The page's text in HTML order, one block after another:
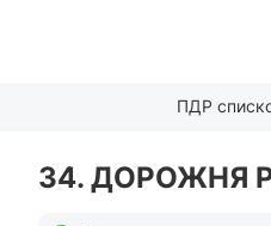
ПДР
34. ДОРОЖНЯ